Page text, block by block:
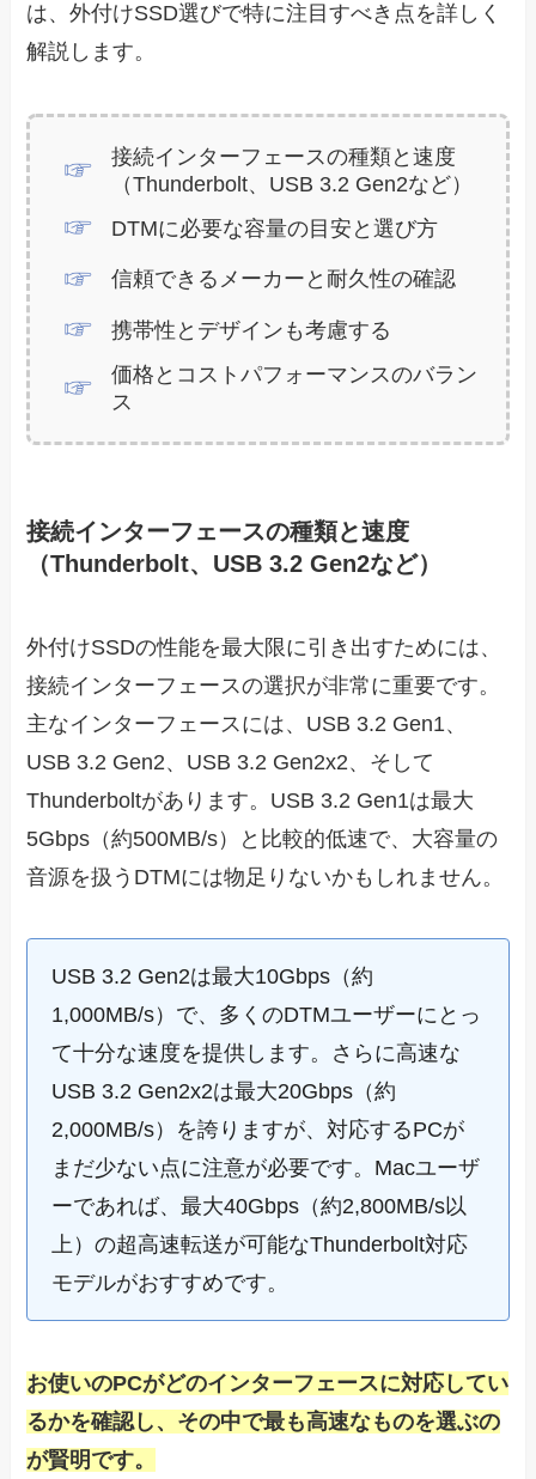
は、外付けSSD選びで特に注目すべき点を詳しく
解説します。
接続インターフェースの種類と速度
（Thunderbolt、USB 3.2 Gen2など）
DTMに必要な容量の目安と選び方
信頼できるメーカーと耐久性の確認
携帯性とデザインも考慮する
価格とコストパフォーマンスのバラン
ス
接続インターフェースの種類と速度
（Thunderbolt、USB 3.2 Gen2など）
外付けSSDの性能を最大限に引き出すためには、
接続インターフェースの選択が非常に重要です。
主なインターフェースには、USB 3.2 Gen1、
USB 3.2 Gen2、USB 3.2 Gen2x2、そして
Thunderboltがあります。USB 3.2 Gen1は最大
5Gbps（約500MB/s）と比較的低速で、大容量の
音源を扱うDTMには物足りないかもしれません。
USB 3.2 Gen2は最大10Gbps（約
1,000MB/s）で、多くのDTMユーザーにとっ
て十分な速度を提供します。さらに高速な
USB 3.2 Gen2x2は最大20Gbps（約
2,000MB/s）を誇りますが、対応するPCが
まだ少ない点に注意が必要です。Macユーザ
ーであれば、最大40Gbps（約2,800MB/s以
上）の超高速転送が可能なThunderbolt対応
モデルがおすすめです。
お使いのPCがどのインターフェースに対応してい
るかを確認し、その中で最も高速なものを選ぶの
が賢明です。